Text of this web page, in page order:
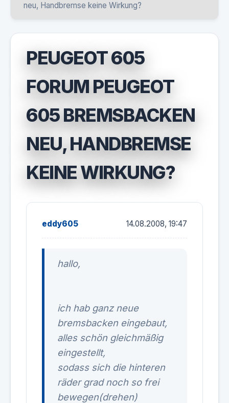
neu, Handbremse keine Wirkung?
PEUGEOT 605
FORUM PEUGEOT
605 BREMSBACKEN
NEU, HANDBREMSE
KEINE WIRKUNG?
eddy605 14.08.2008, 19:47
hallo,
ich hab ganz neue
bremsbacken eingebaut,
alles schön gleichmäßig
eingestellt,
sodass sich die hinteren
räder grad noch so frei
bewegen(drehen)